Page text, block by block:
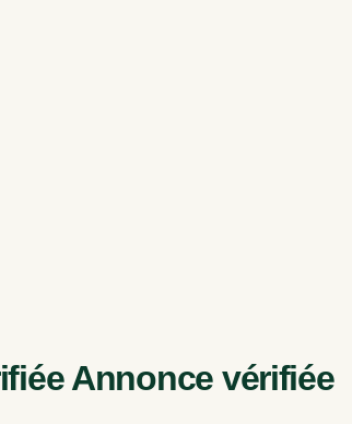
Annonce vérifiée